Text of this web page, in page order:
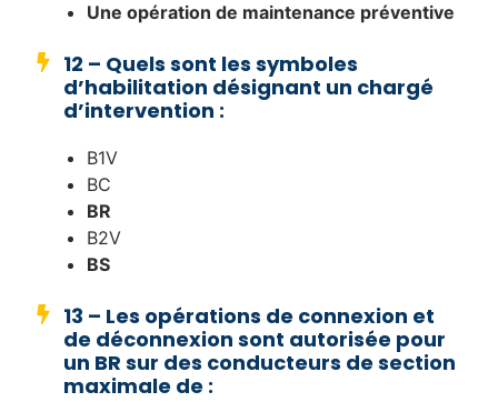
Une opération de maintenance préventive
12 – Quels sont les symboles
d’habilitation désignant un chargé
d’intervention :
B1V
BC
BR
B2V
BS
13 – Les opérations de connexion et
de déconnexion sont autorisée pour
un BR sur des conducteurs de section
maximale de :